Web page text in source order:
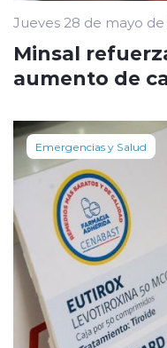
Jueves 28 de mayo de
Minsal
aumento de
Emergencias y Salud